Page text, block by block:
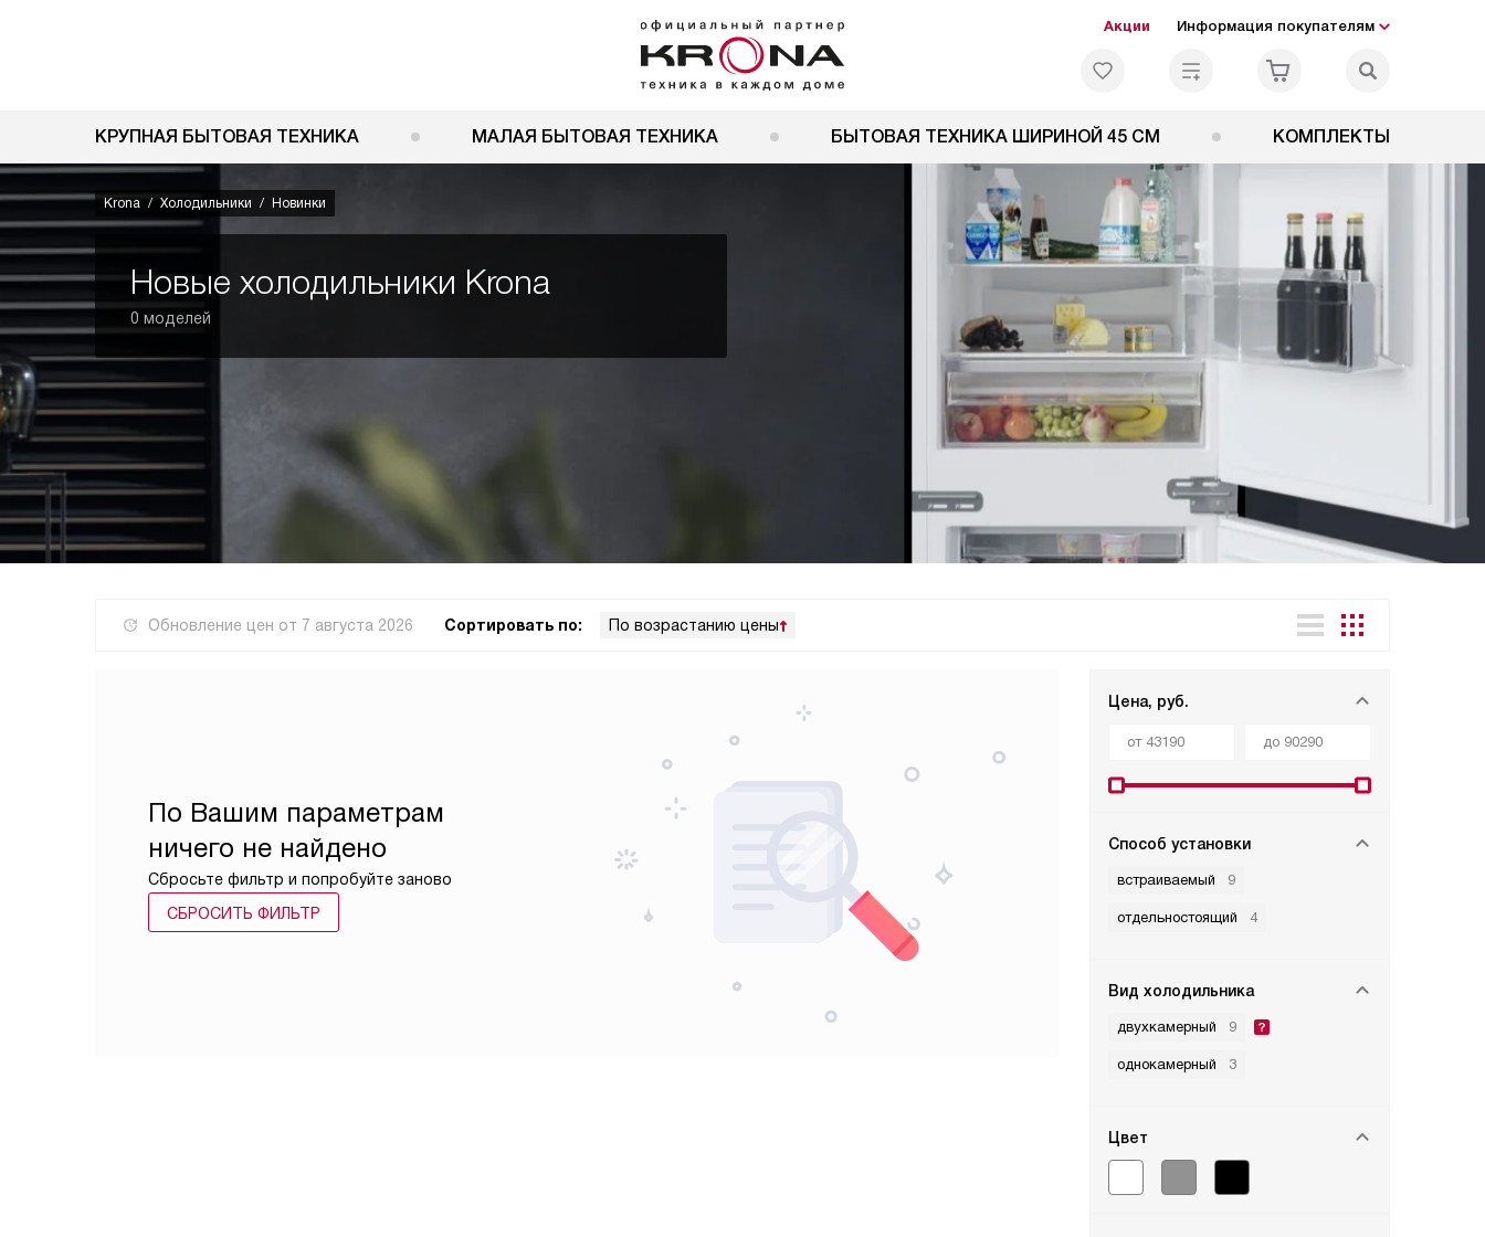
Акции Информация покупателям
КРУПНАЯ БЫТОВАЯ ТЕХНИКА МАЛАЯ БЫТОВАЯ ТЕХНИКА БЫТОВАЯ ТЕХНИКА ШИРИНОЙ 45 СМ КОМПЛЕКТЫ
Krona Холодильники Новинки
Новые холодильники Krona
0 моделей
Обновление цен от 7 августа 2026 Сортировать по: По возрастанию цены
Цена, руб.
Способ установки
встраиваемый 9
отдельностоящий 4
Вид холодильника
двухкамерный 9
однокамерный 3
Цвет
По Вашим параметрам
ничего не найдено
Сбросьте фильтр и попробуйте заново
СБРОСИТЬ ФИЛЬТР